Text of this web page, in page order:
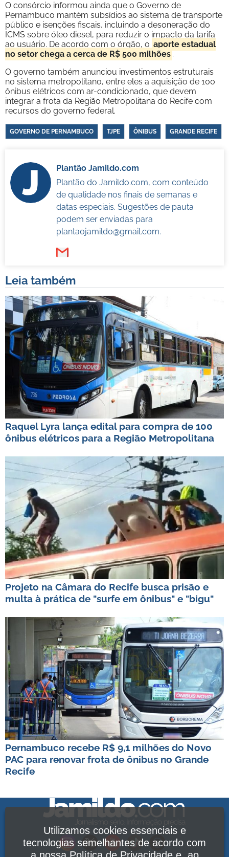
O consórcio informou ainda que o Governo de
Pernambuco mantém subsídios ao sistema de transporte
público e isenções fiscais, incluindo a desoneração do
ICMS sobre óleo diesel, para reduzir o impacto da tarifa
ao usuário. De acordo com o órgão, o aporte estadual
no setor chega a cerca de R$ 500 milhões .
O governo também anunciou investimentos estruturais
no sistema metropolitano, entre eles a aquisição de 100
ônibus elétricos com ar-condicionado, que devem
integrar a frota da Região Metropolitana do Recife com
recursos do governo federal.
GOVERNO DE PERNAMBUCO TJPE ÔNIBUS GRANDE RECIFE
Plantão Jamildo.com
Plantão do Jamildo.com, com conteúdo
de qualidade nos finais de semanas e
datas especiais. Sugestões de pauta
podem ser enviadas para
plantaojamildo@gmail.com.
Leia também
Raquel Lyra lança edital para compra de 100
ônibus elétricos para a Região Metropolitana
Projeto na Câmara do Recife busca prisão e
multa à prática de "surfe em ônibus" e "bigu"
Pernambuco recebe R$ 9,1 milhões do Novo
PAC para renovar frota de ônibus no Grande
Recife
Utilizamos cookies essenciais e
tecnologias semelhantes de acordo com